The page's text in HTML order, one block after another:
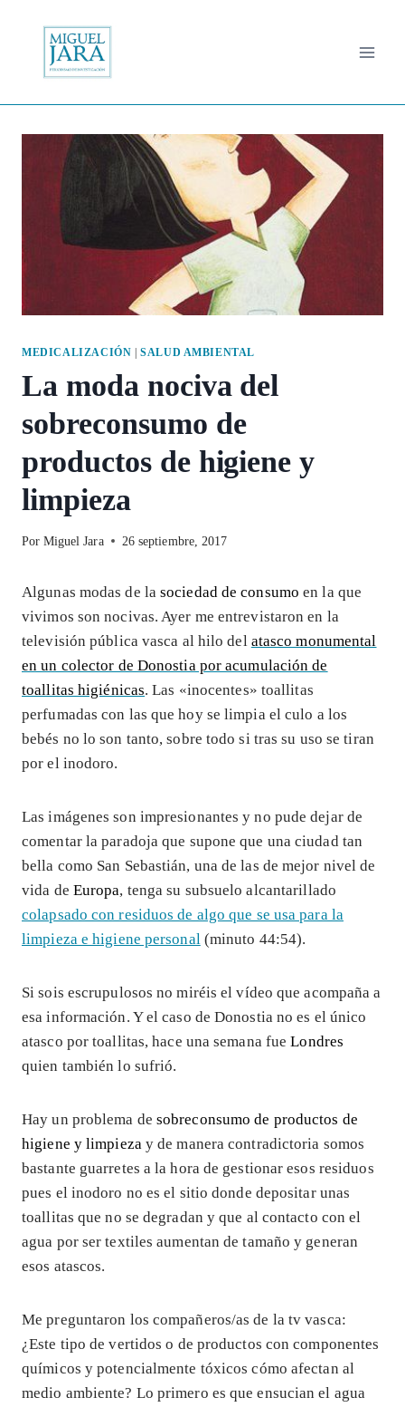
contenido
MEDICALIZACIÓN |SALUD AMBIENTAL
La moda nociva del
sobreconsumo de
productos de higiene y
limpieza
Por Miguel Jara 26 septiembre, 2017
Algunas modas de lasociedad de consumo en la que
vivimos son nocivas. Ayer me entrevistaron en la
televisión pública vasca al hilo del atasco monumental
en un colector de Donostia por acumulación de
toallitas higiénicas. Las «inocentes» toallitas
perfumadas con las que hoy se limpia el culo a los
bebés no lo son tanto, sobre todo si tras su uso se tiran
por el inodoro.
Las imágenes son impresionantes y no pude dejar de
comentar la paradoja que supone que una ciudad tan
bella como San Sebastián, una de las de mejor nivel de
vida de Europa, tenga su subsuelo alcantarillado
colapsado con residuos de algo que se usa para la
limpieza e higiene personal (minuto 44:54).
Si sois escrupulosos no miréis el vídeo que acompaña a
esa información. Y el caso de Donostia no es el único
atasco por toallitas, hace una semana fueLondres
quien también lo sufrió.
Hay un problema de sobreconsumo de productos de
higiene y limpieza y de manera contradictoria somos
bastante guarretes a la hora de gestionar esos residuos
pues el inodoro no es el sitio donde depositar unas
toallitas que no se degradan y que al contacto con el
agua por ser textiles aumentan de tamaño y generan
esos atascos.
Me preguntaron los compañeros/as de la tv vasca:
¿Este tipo de vertidos o de productos con componentes
químicos y potencialmente tóxicos cómo afectan al
medio ambiente? Lo primero es que ensucian el agua